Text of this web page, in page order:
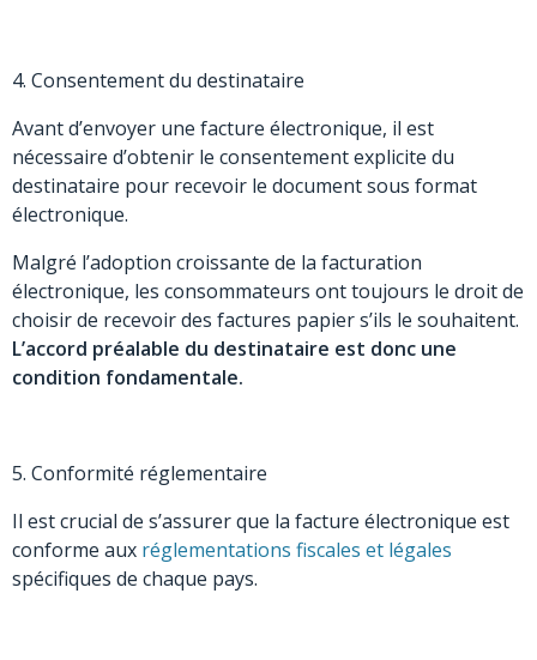
4. Consentement du destinataire
Avant d’envoyer une facture électronique, il est
nécessaire d’obtenir le consentement explicite du
destinataire pour recevoir le document sous format
électronique.
Malgré l’adoption croissante de la facturation
électronique, les consommateurs ont toujours le droit de
choisir de recevoir des factures papier s’ils le souhaitent.
L’accord préalable du destinataire est donc une
condition fondamentale.
5. Conformité réglementaire
Il est crucial de s’assurer que la facture électronique est
conforme aux réglementations fiscales et légales
spécifiques de chaque pays.